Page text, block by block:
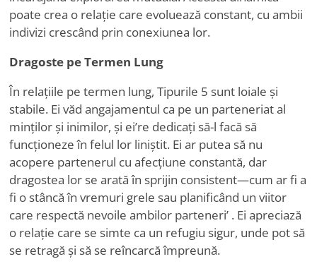
poate crea o relație care evoluează constant, cu ambii
indivizi crescând prin conexiunea lor.
Dragoste pe Termen Lung
În relațiile pe termen lung, Tipurile 5 sunt loiale și
stabile. Ei văd angajamentul ca pe un parteneriat al
minților și inimilor, și ei’re dedicați să-l facă să
funcționeze în felul lor liniștit. Ei ar putea să nu
acopere partenerul cu afecțiune constantă, dar
dragostea lor se arată în sprijin consistent—cum ar fi a
fi o stâncă în vremuri grele sau planificând un viitor
care respectă nevoile ambilor parteneri’ . Ei apreciază
o relație care se simte ca un refugiu sigur, unde pot să
se retragă și să se reîncarcă împreună.